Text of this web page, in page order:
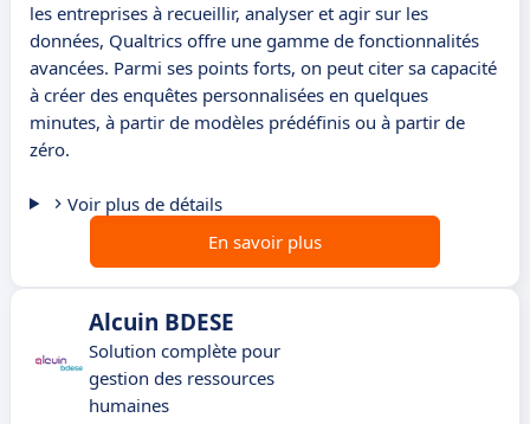
les entreprises à recueillir, analyser et agir sur les
données, Qualtrics offre une gamme de fonctionnalités
avancées. Parmi ses points forts, on peut citer sa capacité
à créer des enquêtes personnalisées en quelques
minutes, à partir de modèles prédéfinis ou à partir de
zéro.
Voir plus de détails
En savoir plus
Alcuin BDESE
Solution complète pour
gestion des ressources
humaines